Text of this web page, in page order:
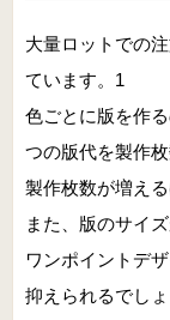
大量ロットでの
ています。1
色ごとに版を作
つの版代を製作枚
製作枚数が増え
また、版のサイ
ワンポイントデ
抑えられるでしょ